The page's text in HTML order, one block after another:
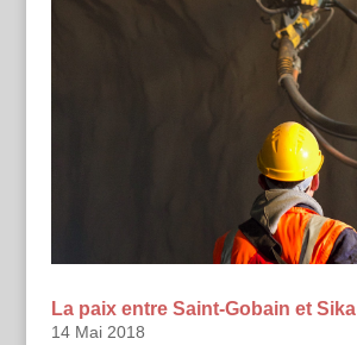
La paix entre Saint-Gobain et Sika
14 Mai 2018